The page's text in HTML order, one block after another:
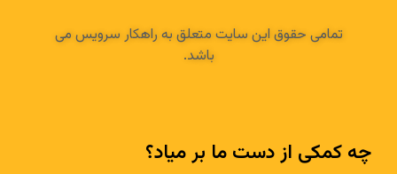
تمامی حقوق این سایت متعلق به راهکار سرویس می
باشد.
چه کمکی از دست ما بر میاد؟